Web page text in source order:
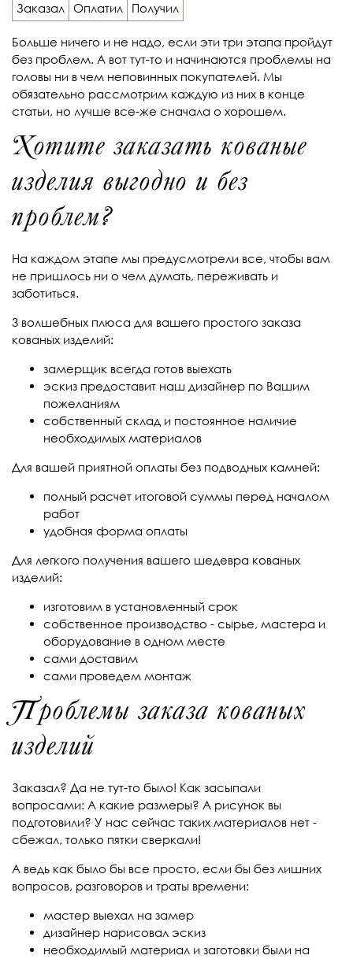
Заказал
Оплатил
Получил
Больше ничего и не надо, если эти три этапа пройдут
без проблем. А вот тут-то и начинаются проблемы на
головы ни в чем неповинных покупателей. Мы
обязательно рассмотрим каждую из них в конце
статьи, но лучше все-же сначала о хорошем.
Хотите заказать кованые
изделия выгодно и без
проблем?
На каждом этапе мы предусмотрели все, чтобы вам
не пришлось ни о чем думать, переживать и
заботиться.
3 волшебных плюса для вашего простого заказа
кованых изделий:
замерщик всегда готов выехать
эскиз предоставит наш дизайнер по Вашим
пожеланиям
собственный склад и постоянное наличие
необходимых материалов
Для вашей приятной оплаты без подводных камней:
полный расчет итоговой суммы перед началом
работ
удобная форма оплаты
Для легкого получения вашего шедевра кованых
изделий:
изготовим в установленный срок
собственное производство - сырье, мастера и
оборудование в одном месте
сами доставим
сами проведем монтаж
Проблемы заказа кованых
изделий
Заказал? Да не тут-то было! Как засыпали
вопросами: А какие размеры? А рисунок вы
подготовили? У нас сейчас таких материалов нет -
сбежал, только пятки сверкали!
А ведь как было бы все просто, если бы без лишних
вопросов, разговоров и траты времени:
мастер выехал на замер
дизайнер нарисовал эскиз
необходимый материал и заготовки были на